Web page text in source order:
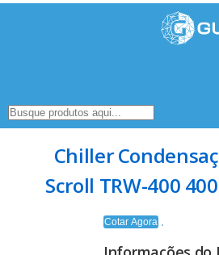
Chiller
Scroll TRW-400
Cotar Agora